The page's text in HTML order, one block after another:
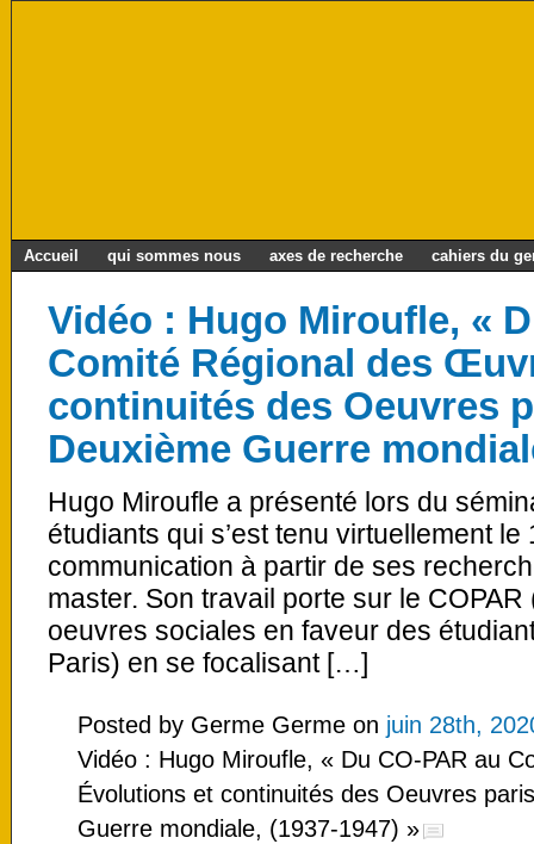
Accueil qui sommes nous axes de recherche cahiers du
Vidéo : Hugo Miroufle, «
Comité Régional des
continuités des Oeuvres
Deuxième Guerre
Hugo Miroufle a présenté lors du
étudiants qui s’est tenu virtuellement le
communication à partir de ses
master. Son travail porte sur le
oeuvres sociales en faveur des
Paris) en se focalisant […]
Posted by Germe Germe on juin 28th,
Vidéo : Hugo Miroufle, « Du CO-PAR au
Évolutions et continuités des Oeuvres
Guerre mondiale, (1937-1947) »